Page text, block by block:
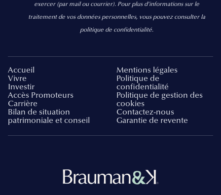
exercer (par mail ou courrier). Pour plus d’informations sur le
traitement de vos données personnelles, vous pouvez consulter la
politique de confidentialité.
Accueil
Vivre
Investir
Accès Promoteurs
Carrière
Bilan de situation
patrimoniale et conseil
Mentions légales
Politique de
confidentialité
Politique de gestion des
cookies
Contactez-nous
Garantie de revente